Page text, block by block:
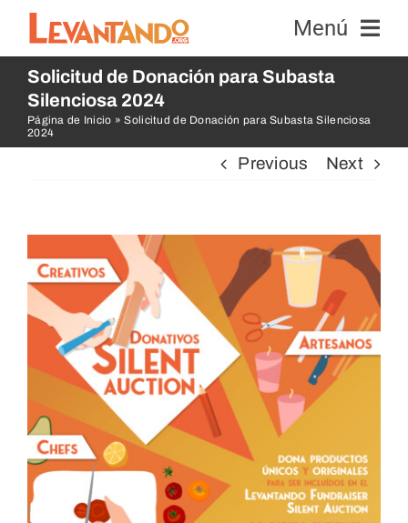
Skip
content
Menú
Equipos
Abejas
Educación e Investigación
Contacto
Dona
Solicitud de Donación para Subasta
Silenciosa 2024
Página de Inicio »Solicitud de Donación para Subasta Silenciosa
2024
Previous Next
Larger
Image